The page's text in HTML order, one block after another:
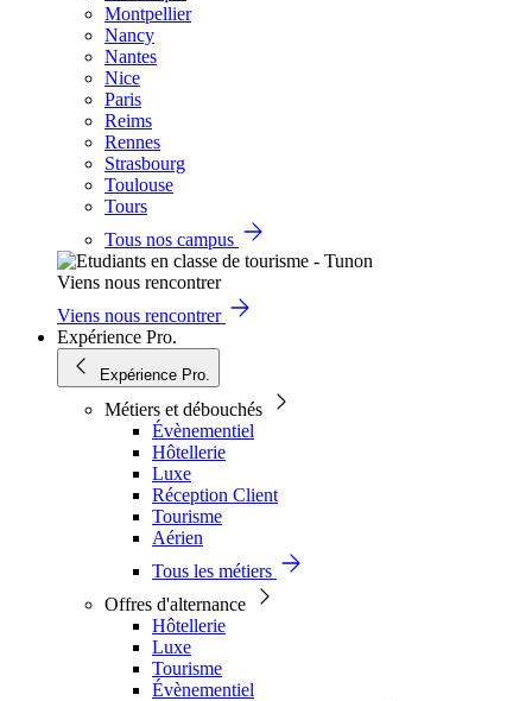
Montpellier
Nancy
Nantes
Nice
Paris
Reims
Rennes
Strasbourg
Toulouse
Tours
Tous nos campus
Viens nous rencontrer
Viens nous rencontrer
Expérience Pro.
Expérience Pro.
Métiers et débouchés
Évènementiel
Hôtellerie
Luxe
Réception Client
Tourisme
Aérien
Tous les métiers
Offres d'alternance
Hôtellerie
Luxe
Tourisme
Évènementiel